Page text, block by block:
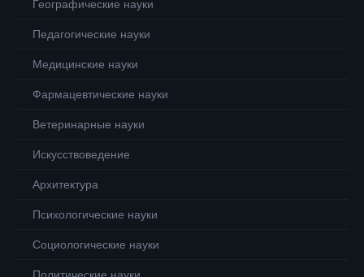
Географические науки
Педагогические науки
Медицинские науки
Фармацевтические науки
Ветеринарные науки
Искусствоведение
Архитектура
Психологические науки
Социологические науки
Политические науки